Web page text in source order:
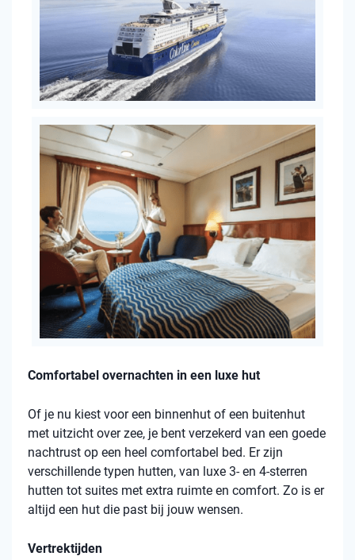
Comfortabel overnachten in een luxe hut
Of je nu kiest voor een binnenhut of een buitenhut
met uitzicht over zee, je bent verzekerd van een goede
nachtrust op een heel comfortabel bed. Er zijn
verschillende typen hutten, van luxe 3- en 4-sterren
hutten tot suites met extra ruimte en comfort. Zo is er
altijd een hut die past bij jouw wensen.
Vertrektijden